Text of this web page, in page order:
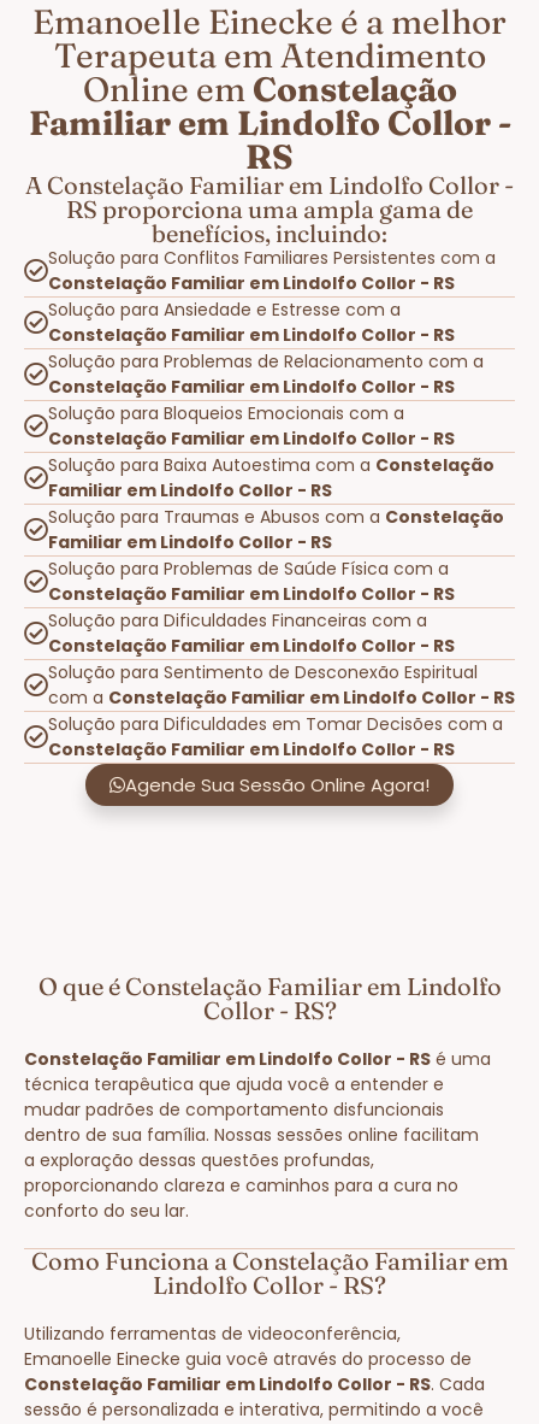
Emanoelle Einecke é a melhor
Terapeuta em Atendimento
Online em Constelação
Familiar em Lindolfo Collor -
RS
A Constelação Familiar em Lindolfo Collor -
RS proporciona uma ampla gama de
benefícios, incluindo:
Solução para Conflitos Familiares Persistentes com a
Constelação Familiar em Lindolfo Collor - RS
Solução para Ansiedade e Estresse com a
Constelação Familiar em Lindolfo Collor - RS
Solução para Problemas de Relacionamento com a
Constelação Familiar em Lindolfo Collor - RS
Solução para Bloqueios Emocionais com a
Constelação Familiar em Lindolfo Collor - RS
Solução para Baixa Autoestima com a Constelação
Familiar em Lindolfo Collor - RS
Solução para Traumas e Abusos com a Constelação
Familiar em Lindolfo Collor - RS
Solução para Problemas de Saúde Física com a
Constelação Familiar em Lindolfo Collor - RS
Solução para Dificuldades Financeiras com a
Constelação Familiar em Lindolfo Collor - RS
Solução para Sentimento de Desconexão Espiritual
com a Constelação Familiar em Lindolfo Collor - RS
Solução para Dificuldades em Tomar Decisões com a
Constelação Familiar em Lindolfo Collor - RS
Agende Sua Sessão Online Agora!
O que é Constelação Familiar em Lindolfo
Collor - RS?
Constelação Familiar em Lindolfo Collor - RS é uma
técnica terapêutica que ajuda você a entender e
mudar padrões de comportamento disfuncionais
dentro de sua família. Nossas sessões online facilitam
a exploração dessas questões profundas,
proporcionando clareza e caminhos para a cura no
conforto do seu lar.
Como Funciona a Constelação Familiar em
Lindolfo Collor - RS?
Utilizando ferramentas de videoconferência,
Emanoelle Einecke guia você através do processo de
Constelação Familiar em Lindolfo Collor - RS. Cada
sessão é personalizada e interativa, permitindo a você